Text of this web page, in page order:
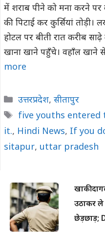
में शराब पीने को मना करने पर
की पिटाई कर कुर्सियां
होटल पर बीती रात करीब
खाना खाने पहुँचे। वहाँल खाने
more
Categories
उत्तरप्रदेश, सीतापुर
Tags
five youths entered
it., Hindi News, If you
sitapur, uttar pradesh
खाकी
उठाकर ले
छेड़छाड़;